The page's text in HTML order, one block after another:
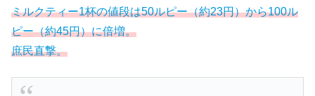
ミルクティー1杯の値段は50ルピー（約23円）から100ル
ピー（約45円）に倍増。
庶民直撃。